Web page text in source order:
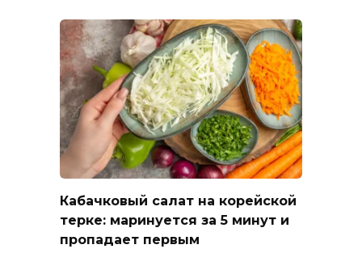
Кабачковый салат на корейской
терке: маринуется за 5 минут и
пропадает первым